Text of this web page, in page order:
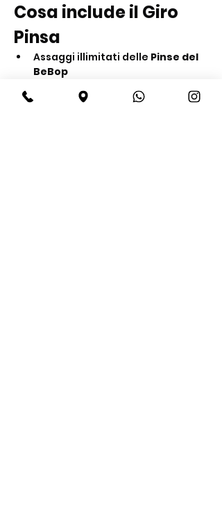
Cosa include il Giro
Pinsa
Assaggi illimitati delle Pinse del
BeBop